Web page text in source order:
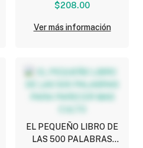
$208.00
Ver más información
EL PEQUEÑO LIBRO DE
LAS 500 PALABRAS